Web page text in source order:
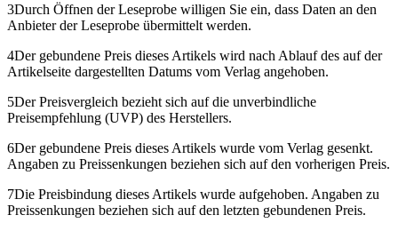
3Durch Öffnen der Leseprobe willigen Sie ein, dass Daten an den
Anbieter der Leseprobe übermittelt werden.
4Der gebundene Preis dieses Artikels wird nach Ablauf des auf der
Artikelseite dargestellten Datums vom Verlag angehoben.
5Der Preisvergleich bezieht sich auf die unverbindliche
Preisempfehlung (UVP) des Herstellers.
6Der gebundene Preis dieses Artikels wurde vom Verlag gesenkt.
Angaben zu Preissenkungen beziehen sich auf den vorherigen Preis.
7Die Preisbindung dieses Artikels wurde aufgehoben. Angaben zu
Preissenkungen beziehen sich auf den letzten gebundenen Preis.